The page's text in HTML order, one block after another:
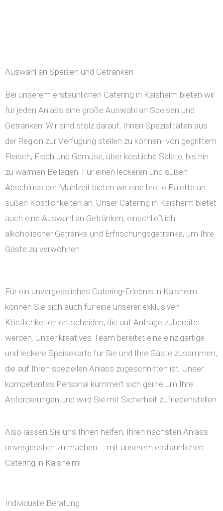
Auswahl an Speisen und Getränken
Bei unserem erstaunlichen Catering in Kaisheim bieten wir
für jeden Anlass eine große Auswahl an Speisen und
Getränken. Wir sind stolz darauf, Ihnen Spezialitäten aus
der Region zur Verfügung stellen zu können- von gegrilltem
Fleisch, Fisch und Gemüse, über köstliche Salate, bis hin
zu warmen Beilagen. Für einen leckeren und süßen
Abschluss der Mahlzeit bieten wir eine breite Palette an
süßen Köstlichkeiten an. Unser Catering in Kaisheim bietet
auch eine Auswahl an Getränken, einschließlich
alkoholischer Getränke und Erfrischungsgetränke, um Ihre
Gäste zu verwöhnen.
Für ein unvergessliches Catering-Erlebnis in Kaisheim
können Sie sich auch für eine unserer exklusiven
Köstlichkeiten entscheiden, die auf Anfrage zubereitet
werden. Unser kreatives Team bereitet eine einzigartige
und leckere Speisekarte für Sie und Ihre Gäste zusammen,
die auf Ihren speziellen Anlass zugeschnitten ist. Unser
kompetentes Personal kümmert sich gerne um Ihre
Anforderungen und wird Sie mit Sicherheit zufriedenstellen.
Also lassen Sie uns Ihnen helfen, Ihren nächsten Anlass
unvergesslich zu machen – mit unserem erstaunlichen
Catering in Kaisheim!
Individuelle Beratung